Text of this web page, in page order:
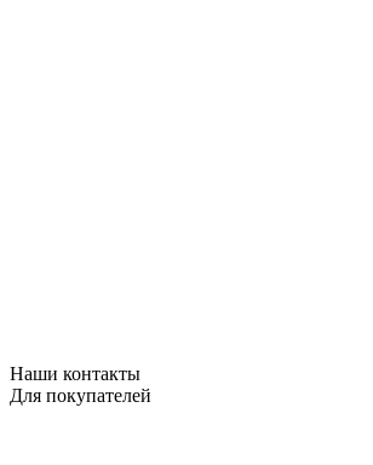
Наши контакты
Для покупателей